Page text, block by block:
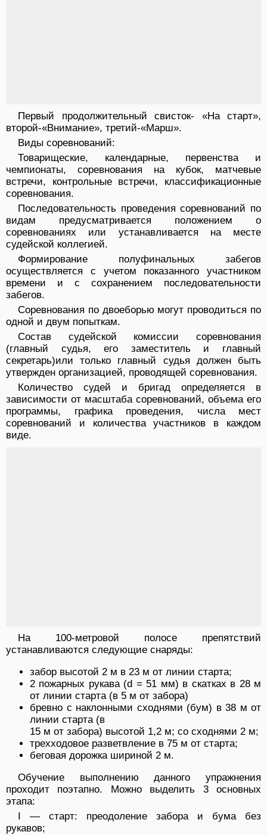
Первый продолжительный свисток- «На старт»,
второй-«Внимание», третий-«Марш».
Виды соревнований:
Товарищеские, календарные, первенства и
чемпионаты, соревнования на кубок, матчевые
встречи, контрольные встречи, классификационные
соревнования.
Последовательность проведения соревнований по
видам предусматривается положением о
соревнованиях или устанавливается на месте
судейской коллегией.
Формирование полуфинальных забегов
осуществляется с учетом показанного участником
времени и с сохранением последовательности
забегов.
Соревнования по двоеборью могут проводиться по
одной и двум попыткам.
Состав судейской комиссии соревнования
(главный судья, его заместитель и главный
секретарь)или только главный судья должен быть
утвержден организацией, проводящей соревнования.
Количество судей и бригад определяется в
зависимости от масштаба соревнований, объема его
программы, графика проведения, числа мест
соревнований и количества участников в каждом
виде.
На 100-метровой полосе препятствий
устанавливаются следующие снаряды:
забор высотой 2 м в 23 м от линии старта;
2 пожарных рукава (d = 51 мм) в скатках в 28 м
от линии старта (в 5 м от забора)
бревно с наклонными сходнями (бум) в 38 м от
линии старта (в
15 м от забора) высотой 1,2 м; со сходнями 2 м;
трехходовое разветвление в 75 м от старта;
беговая дорожка шириной 2 м.
Обучение выполнению данного упражнения
проходит поэтапно. Можно выделить 3 основных
этапа:
I — старт: преодоление забора и бума без
рукавов;